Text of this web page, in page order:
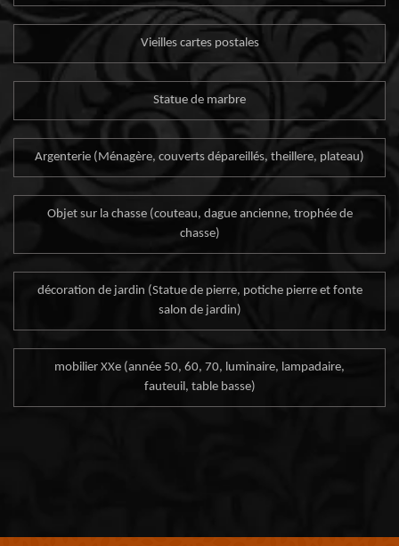
Vieilles cartes postales
Statue de marbre
Argenterie (Ménagère, couverts dépareillés, theillere, plateau)
Objet sur la chasse (couteau, dague ancienne, trophée de
chasse)
décoration de jardin (Statue de pierre, potiche pierre et fonte
salon de jardin)
mobilier XXe (année 50, 60, 70, luminaire, lampadaire,
fauteuil, table basse)